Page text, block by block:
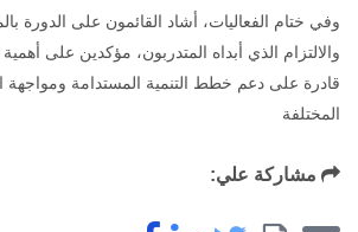
وفي ختام الفعاليات، أشاد القائمون على الدورة
والالتزام الذي أبداه المتدربون، مؤكدين على
قادرة على دعم خطط التنمية المستدامة ومواجهة
المختلفة
مشاركة علي: